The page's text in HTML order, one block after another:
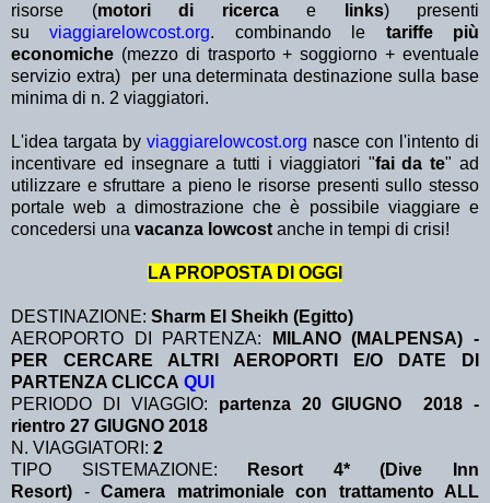
risorse (motori di ricerca e links) presenti
suviaggiarelowcost.org. combinando le tariffe più
economiche (mezzo di trasporto + soggiorno + eventuale
servizio extra)
per una determinata destinazione sulla base
minima di n. 2 viaggiatori.
L'idea targata by viaggiarelowcost.org nasce con l'intento di
incentivare ed insegnare a tutti i viaggiatori "fai da te" ad
utilizzare e sfruttare a pieno le risorse presenti sullo stesso
portale web a dimostrazione che è possibile viaggiare e
concedersi una vacanza lowcost anche in tempi di crisi!
LA PROPOSTA DI OGGI
DESTINAZIONE: Sharm El Sheikh (Egitto)
AEROPORTO DI PARTENZA:
MILANO (MALPENSA) -
PER CERCARE ALTRI AEROPORTI E/O DATE DI
PARTENZA CLICCA QUI
PERIODO DI VIAGGIO: partenza 20 GIUGNO 2018 -
rientro 27 GIUGNO 2018
N. VIAGGIATORI: 2
TIPO SISTEMAZIONE:
Resort 4* (Dive Inn
Resort) - Camera matrimoniale con trattamento ALL